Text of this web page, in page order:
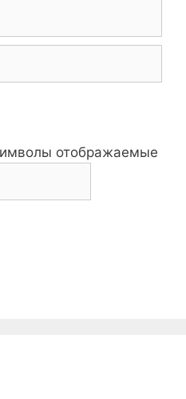
отображаемые